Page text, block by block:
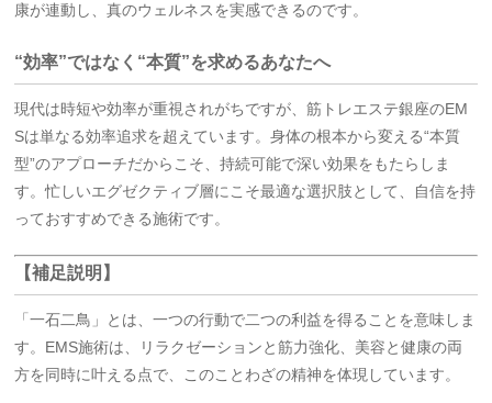
康が連動し、真のウェルネスを実感できるのです。
“効率”ではなく“本質”を求めるあなたへ
現代は時短や効率が重視されがちですが、筋トレエステ銀座のEM
Sは単なる効率追求を超えています。身体の根本から変える“本質
型”のアプローチだからこそ、持続可能で深い効果をもたらしま
す。忙しいエグゼクティブ層にこそ最適な選択肢として、自信を持
っておすすめできる施術です。
【補足説明】
「一石二鳥」とは、一つの行動で二つの利益を得ることを意味しま
す。EMS施術は、リラクゼーションと筋力強化、美容と健康の両
方を同時に叶える点で、このことわざの精神を体現しています。